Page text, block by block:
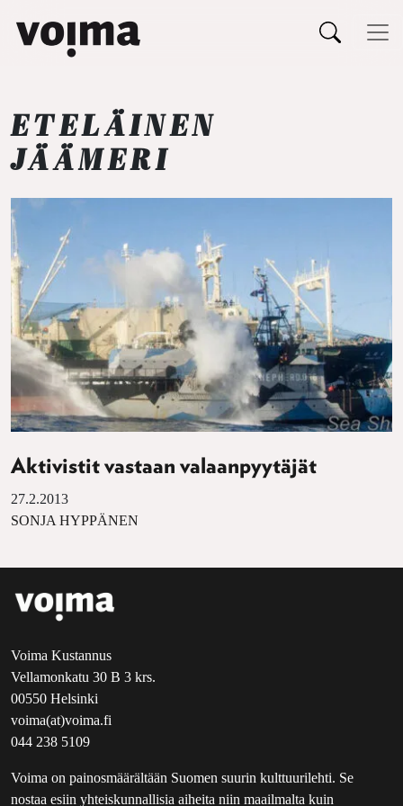
Päävalikko
ETELÄINEN
JÄÄMERI
Aktivistit vastaan valaanpyytäjät
27.2.2013
SONJA HYPPÄNEN
Voima Kustannus
Vellamonkatu 30 B 3 krs.
00550 Helsinki
voima(at)voima.fi
044 238 5109
Voima on painosmäärältään Suomen suurin kulttuurilehti. Se
nostaa esiin yhteiskunnallisia aiheita niin maailmalta kuin